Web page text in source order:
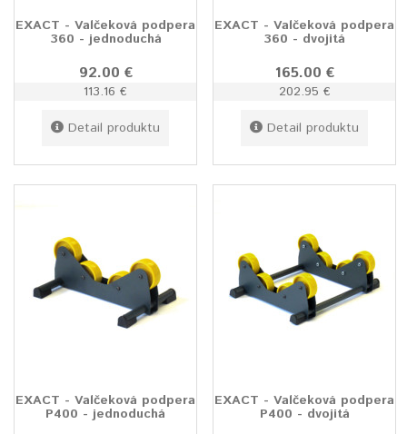
EXACT - Valčeková podpera
360 - jednoduchá
92.00 €
113.16 €
Detail produktu
EXACT - Valčeková podpera
360 - dvojitá
165.00 €
202.95 €
Detail produktu
EXACT - Valčeková podpera
P400 - jednoduchá
EXACT - Valčeková podpera
P400 - dvojitá